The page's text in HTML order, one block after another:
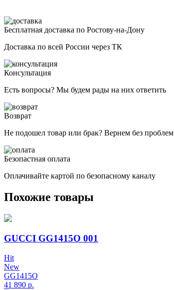
Бесплатная доставка по Ростову-на-Дону
Доставка по всей России через ТК
Консультация
Есть вопросы? Мы будем рады на них ответить
Возврат
Не подошел товар или брак? Вернем без проблем
Безопастная оплата
Оплачивайте картой по безопасному каналу
Похожие товары
GUCCI GG1415O 001
Hit
New
GG1415O
41 890 р.